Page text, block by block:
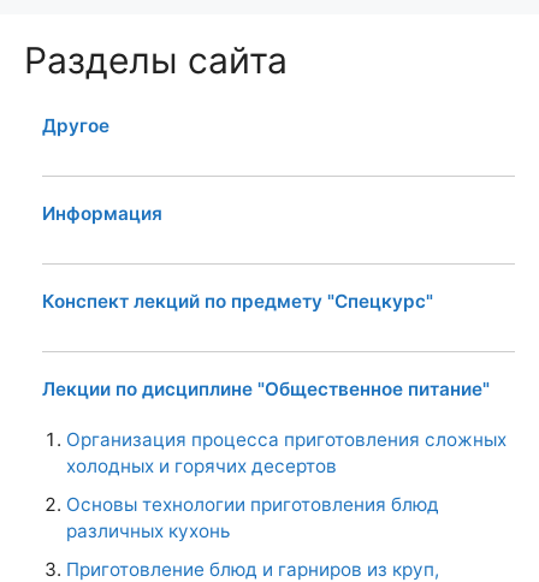
Разделы сайта
Другое
Информация
Конспект лекций по предмету "Спецкурс"
Лекции по дисциплине "Общественное питание"
Организация процесса приготовления сложных
холодных и горячих десертов
Основы технологии приготовления блюд
различных кухонь
Приготовление блюд и гарниров из круп,